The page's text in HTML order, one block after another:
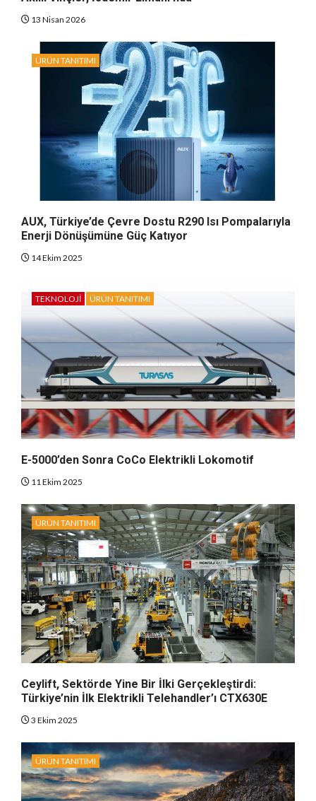
13 Nisan 2026
ÜRÜN TANITIMI
AUX, Türkiye’de Çevre Dostu R290 Isı Pompalarıyla
Enerji Dönüşümüne Güç Katıyor
14 Ekim 2025
TEKNOLOJI ÜRÜN TANITIMI
E-5000’den Sonra CoCo Elektrikli Lokomotif
11 Ekim 2025
ÜRÜN TANITIMI
Ceylift, Sektörde Yine Bir İlki Gerçekleştirdi:
Türkiye’nin İlk Elektrikli Telehandler’ı CTX630E
3 Ekim 2025
ÜRÜN TANITIMI